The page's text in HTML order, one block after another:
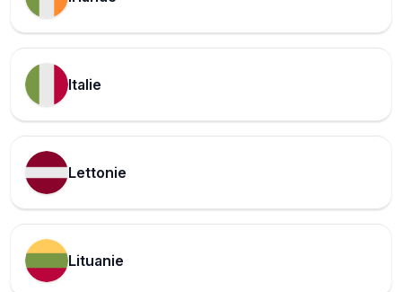
Italie
Lettonie
Lituanie